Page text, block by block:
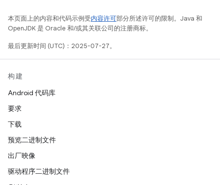
本页面上的内容和代码示例受内容许可部分所述许可的限制。Java 和
OpenJDK 是 Oracle 和/或其关联公司的注册商标。
最后更新时间 (UTC)：2025-07-27。
构建
Android 代码库
要求
下载
预览二进制文件
出厂映像
驱动程序二进制文件